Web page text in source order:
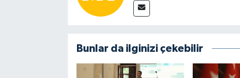
Bunlar da ilginizi çekebilir